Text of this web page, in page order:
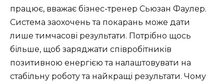
працює, вважає бізнес-тренер Сьюзан Фаулер.
Система заохочень та покарань може дати
лише тимчасові результати. Потрібно щось
більше, щоб заряджати співробітників
позитивною енергією та налаштовувати на
стабільну роботу та найкращі результати. Чому